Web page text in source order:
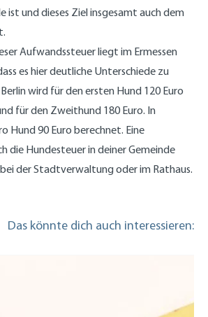
ist und dieses Ziel insgesamt auch dem
Aufwandssteuer liegt im Ermessen
es hier deutliche Unterschiede zu
wird für den ersten Hund 120 Euro
für den Zweithund 180 Euro. In
Hund 90 Euro berechnet. Eine
die Hundesteuer in deiner Gemeinde
der Stadtverwaltung oder im Rathaus.
Das könnte dich auch interessieren: